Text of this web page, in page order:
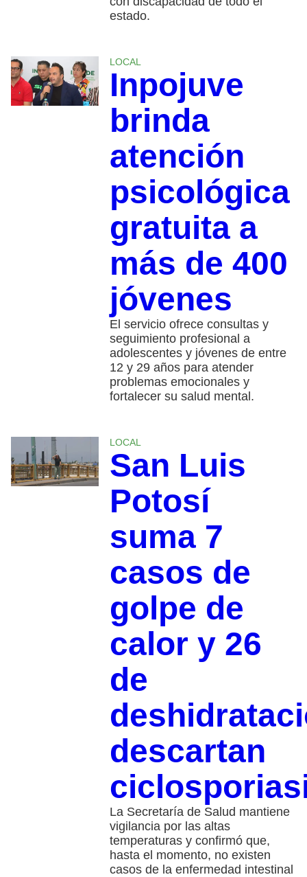
estado.
LOCAL
Inpojuve
brinda
atención
psicológica
gratuita a
más de 400
jóvenes
El servicio ofrece consultas y
seguimiento profesional a
adolescentes y jóvenes de entre
12 y 29 años para atender
problemas emocionales y
fortalecer su salud mental.
LOCAL
San Luis
Potosí
suma 7
casos de
golpe de
calor y 26
de
descartan
La Secretaría de Salud mantiene
vigilancia por las altas
temperaturas y confirmó que,
hasta el momento, no existen
casos de la enfermedad intestinal